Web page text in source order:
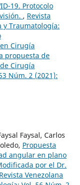
19. Protocolo
, Revista
y Traumatología:
Cirugía
propuesta de
Cirugía
Núm. 2 (2021):
Faysal, Carlos
Propuesta
angular en plano
por el Dr.
Revista Venezolana